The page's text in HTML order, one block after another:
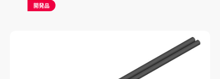
開発品